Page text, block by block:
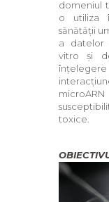
domeniul
o utiliza
sănătății
a datelor
vitro și
toxice.